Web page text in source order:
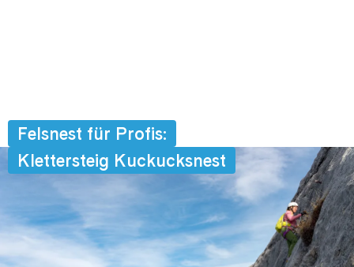
Felsnest für Profis:
Klettersteig Kuckucksnest